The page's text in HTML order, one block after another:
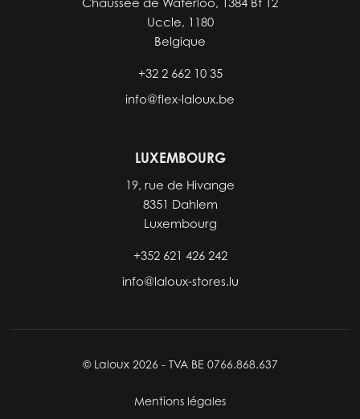
Uccle, 1180
Belgique
+32 2 662 10 35‬
info@flex-laloux.be
LUXEMBOURG
19, rue de Hivange
8351 Dahlem
Luxembourg
+352 621 426 242
info@laloux-stores.lu
© Laloux 2026 - TVA BE 0766.868.637
Mentions légales